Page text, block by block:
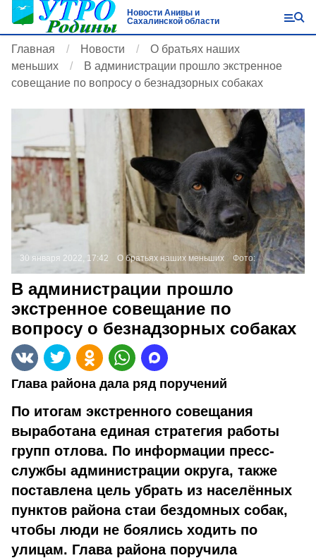
Новости Анивы и
Сахалинской области
Главная Новости
О братьях наших
меньших
В администрации прошло экстренное
совещание по вопросу о безнадзорных собаках
30 января 2022, 17:42 О братьях наших меньших Фото:
В администрации прошло
экстренное совещание по
вопросу о безнадзорных собаках
Глава района дала ряд поручений
По итогам экстренного совещания
выработана единая стратегия работы
групп отлова. По информации пресс-
службы администрации округа, также
поставлена цель убрать из населённых
пунктов района стаи бездомных собак,
чтобы люди не боялись ходить по
улицам. Глава района поручила